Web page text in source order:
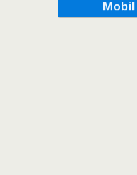
Mobil